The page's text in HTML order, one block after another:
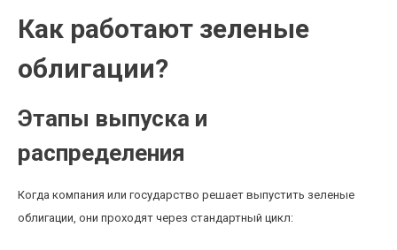
Как работают зеленые
облигации?
Этапы выпуска и
распределения
Когда компания или государство решает выпустить зеленые
облигации, они проходят через стандартный цикл: